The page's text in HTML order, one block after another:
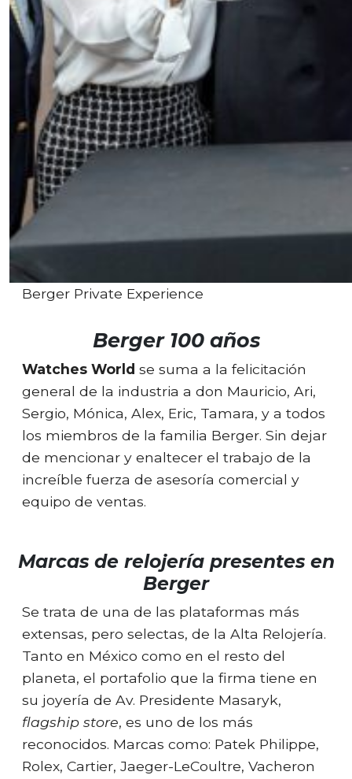
Berger Private Experience
Berger 100 años
Watches World se suma a la felicitación
general de la industria a don Mauricio, Ari,
Sergio, Mónica, Alex, Eric, Tamara, y a todos
los miembros de la familia Berger. Sin dejar
de mencionar y enaltecer el trabajo de la
increíble fuerza de asesoría comercial y
equipo de ventas.
Marcas de relojería presentes en
Berger
Se trata de una de las plataformas más
extensas, pero selectas, de la Alta Relojería.
Tanto en México como en el resto del
planeta, el portafolio que la firma tiene en
su joyería de Av. Presidente Masaryk,
flagship store, es uno de los más
reconocidos. Marcas como: Patek Philippe,
Rolex, Cartier, Jaeger-LeCoultre, Vacheron